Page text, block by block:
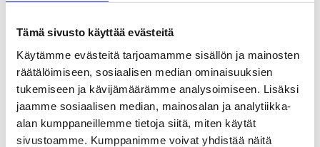
Tämä sivusto käyttää evästeitä
Käytämme evästeitä tarjoamamme sisällön ja mainosten
räätälöimiseen, sosiaalisen median ominaisuuksien
tukemiseen ja kävijämäärämme analysoimiseen. Lisäksi
jaamme sosiaalisen median, mainosalan ja analytiikka-
alan kumppaneillemme tietoja siitä, miten käytät
sivustoamme. Kumppanimme voivat yhdistää näitä
Nimitysuutinen: Terveystieteiden tohtori
Marja Pakarinen EHYTin
kehittämispäälliköksi
29.09.2020